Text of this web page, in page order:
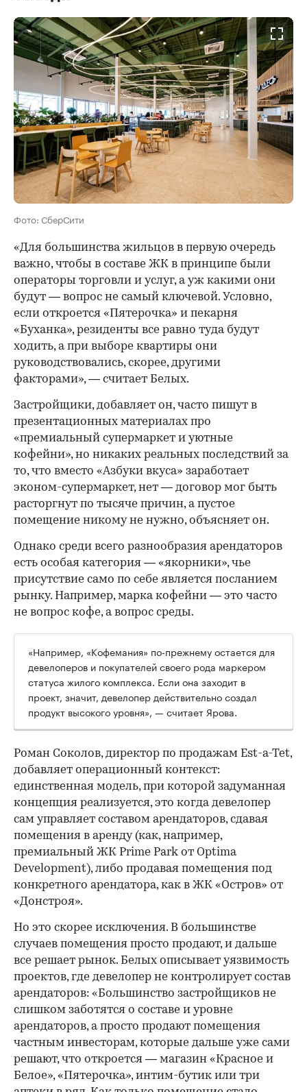
Фото: СберСити
«Для большинства жильцов в первую очередь
важно, чтобы в составе ЖК в принципе были
операторы торговли и услуг, а уж какими они
будут — вопрос не самый ключевой. Условно,
если откроется «Пятерочка» и пекарня
«Буханка», резиденты все равно туда будут
ходить, а при выборе квартиры они
руководствовались, скорее, другими
факторами», — считает Белых.
Застройщики, добавляет он, часто пишут в
презентационных материалах про
«премиальный супермаркет и уютные
кофейни», но никаких реальных последствий за
то, что вместо «Азбуки вкуса» заработает
эконом-супермаркет, нет — договор мог быть
расторгнут по тысяче причин, а пустое
помещение никому не нужно, объясняет он.
Однако среди всего разнообразия арендаторов
есть особая категория — «якорники», чье
присутствие само по себе является посланием
рынку. Например, марка кофейни — это часто
не вопрос кофе, а вопрос среды.
«Например, «Кофемания» по-прежнему остается для
девелоперов и покупателей своего рода маркером
статуса жилого комплекса. Если она заходит в
проект, значит, девелопер действительно создал
продукт высокого уровня», — считает Ярова.
Роман Соколов, директор по продажам Est-a-Tet,
добавляет операционный контекст:
единственная модель, при которой задуманная
концепция реализуется, это когда девелопер
сам управляет составом арендаторов, сдавая
помещения в аренду (как, например,
премиальный ЖК Prime Park от Optima
Development), либо продавая помещения под
конкретного арендатора, как в ЖК «Остров» от
«Донстроя».
Но это скорее исключения. В большинстве
случаев помещения просто продают, и дальше
все решает рынок. Белых описывает уязвимость
проектов, где девелопер не контролирует состав
арендаторов: «Большинство застройщиков не
слишком заботятся о составе и уровне
арендаторов, а просто продают помещения
частным инвесторам, которые дальше уже сами
решают, что откроется — магазин «Красное и
Белое», «Пятерочка», интим-бутик или три